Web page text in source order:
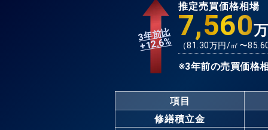
3年前比
+12.6%
推定売買価格相場
7,560
（81.30万円/㎡〜
※3年前の売買価格
項目
修繕積立金